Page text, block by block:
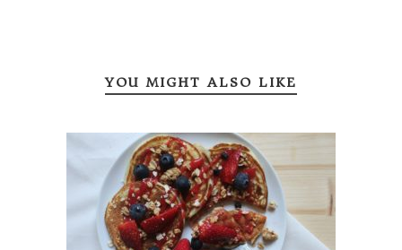
YOU MIGHT ALSO LIKE